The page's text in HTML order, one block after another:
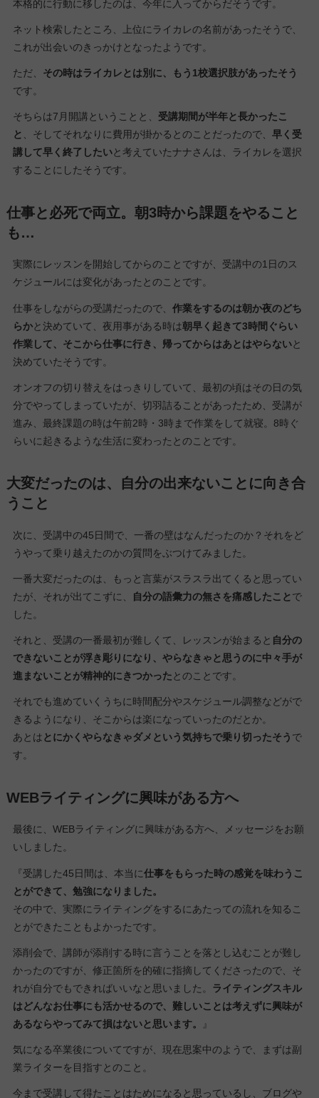
本格的に行動に移したのは、今年に入ってからだそうです。
ネット検索したところ、上位にライカレの名前があったそうで、
これが出会いのきっかけとなったようです。
ただ、 その時はライカレとは別に、もう1校選択肢があったそう
です。
そちらは7月開講ということと、 受講期間が半年と長かったこ
と 、そしてそれなりに費用が掛かるとのことだったので、 早く受
講して早く終了したいと考えていたナナさんは、ライカレを選択
することにしたそうです。
仕事と必死で両立。朝3時から課題をやること
も…
実際にレッスンを開始してからのことですが、受講中の1日のス
ケジュールには変化があったとのことです。
仕事をしながらの受講だったので、 作業をするのは朝か夜のどち
らかと決めていて、夜用事がある時は朝早く起きて3時間ぐらい
作業して、そこから仕事に行き、帰ってからはあとはやらないと
決めていたそうです。
オンオフの切り替えをはっきりしていて、最初の頃はその日の気
分でやってしまっていたが、切羽詰ることがあったため、受講が
進み、最終課題の時は午前2時・3時まで作業をして就寝。8時ぐ
らいに起きるような生活に変わったとのことです。
大変だったのは、自分の出来ないことに向き合
うこと
次に、受講中の45日間で、一番の壁はなんだったのか？それをど
うやって乗り越えたのかの質問をぶつけてみました。
一番大変だったのは、もっと言葉がスラスラ出てくると思ってい
たが、それが出てこずに、
自分の語彙力の無さを痛感したことで
した。
それと、受講の一番最初が難しくて、レッスンが始まると 自分の
できないことが浮き彫りになり、やらなきゃと思うのに中々手が
進まないことが精神的にきつかったとのことです。
それでも進めていくうちに時間配分やスケジュール調整などがで
きるようになり、そこからは楽になっていったのだとか。
あとはとにかくやらなきゃダメという気持ちで乗り切ったそう で
す。
WEBライティングに興味がある方へ
最後に、WEBライティングに興味がある方へ、メッセージをお願
いしました。
『受講した45日間は、本当に仕事をもらった時の感覚を味わうこ
とができて、勉強になりました。
その中で、実際にライティングをするにあたっての流れを知るこ
とができたこともよかったです。
添削会で、講師が添削する時に言うことを落とし込むことが難し
かったのですが、修正箇所を的確に指摘してくださったので、そ
れが自分でもできればいいなと思いました。 ライティングスキル
はどんなお仕事にも活かせるので、難しいことは考えずに興味が
あるならやってみて損はないと思います。
』
気になる卒業後についてですが、現在思案中のようで、まずは副
業ライターを目指すとのこと。
今まで受講して得たことはためになると思っているし、ブログや